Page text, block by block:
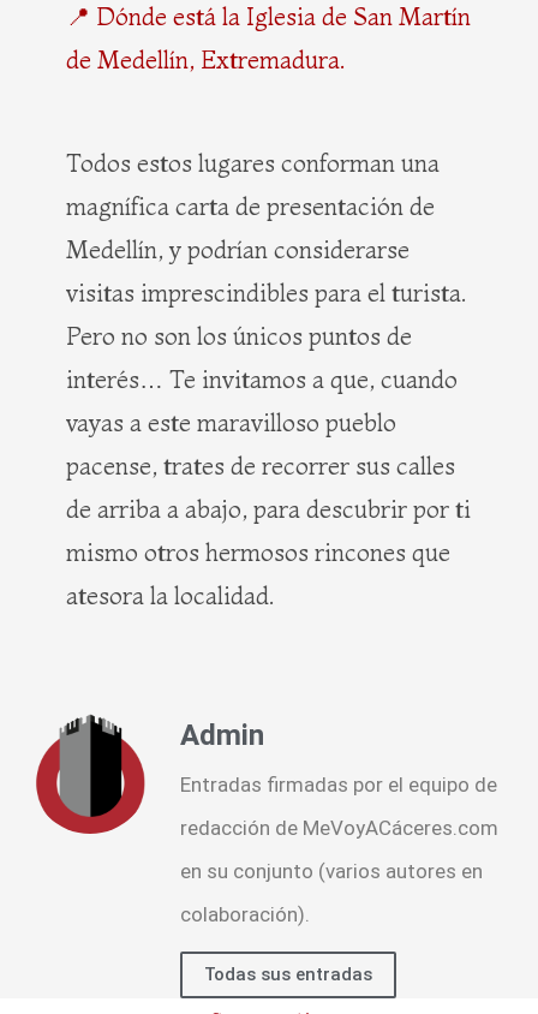
📍 Dónde está la Iglesia de San Martín
de Medellín, Extremadura.
Todos estos lugares conforman una
magnífica carta de presentación de
Medellín, y podrían considerarse
visitas imprescindibles para el turista.
Pero no son los únicos puntos de
interés… Te invitamos a que, cuando
vayas a este maravilloso pueblo
pacense, trates de recorrer sus calles
de arriba a abajo, para descubrir por ti
mismo otros hermosos rincones que
atesora la localidad.
Admin
Entradas firmadas por el equipo de
redacción de MeVoyACáceres.com
en su conjunto (varios autores en
colaboración).
Todas sus entradas